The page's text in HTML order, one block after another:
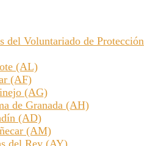
del Voluntariado de Protección
(AL)
(AF)
(AG)
de Granada (AH)
(AD)
(AM)
del Rey (AY)